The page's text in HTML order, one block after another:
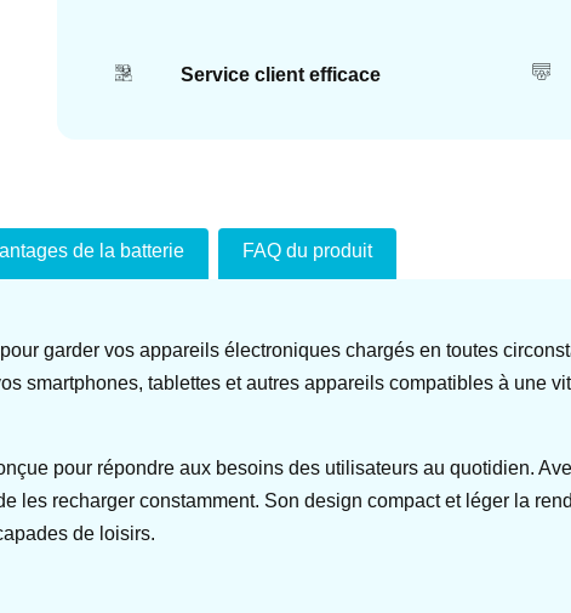
Service client efficace
de la batterie FAQ du produit
garder vos appareils électroniques chargés en toutes
smartphones, tablettes et autres appareils compatibles à une
pour répondre aux besoins des utilisateurs au quotidien.
les recharger constamment. Son design compact et léger la
de loisirs.